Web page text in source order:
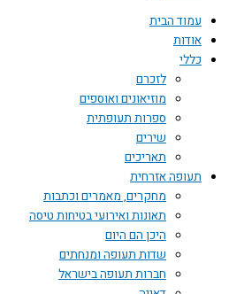
עמוד הבית
אודות
כללי
לזכרם
מוזיאונים ואוספים
ספרות תעופתית
שירים
תאריכים
תעופה אזרחית
מחקרים, מאמרים וכתבות
תאונות ואירועי בטיחות טיסה
היכן הם היום
שדות תעופה ומנחתים
חברות תעופה בישראל